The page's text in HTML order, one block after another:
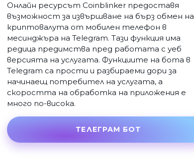
Онлайн ресурсът Coinblinker предоставя
възможност за извършване на бърз обмен на
криптовалута от мобилен телефон в
месинджъра на Telegram. Тази функция има
редица предимства пред работата с уеб
версията на услугата. Функциите на бота в
Telegram са прости и разбираеми дори за
начинаещ потребител на услугата, а
скоростта на обработка на приложения е
много по-висока.
ТЕЛЕГРАМ БОТ